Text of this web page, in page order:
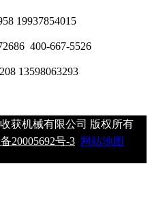
19937854015
400-667-5526
13598063293
获机械有限公司 版权所有
20005692号-3 网站地图